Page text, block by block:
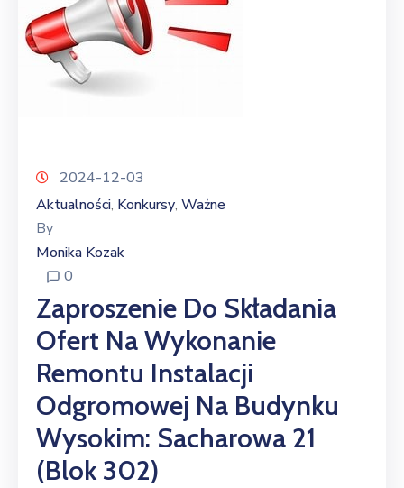
2024-12-03
Aktualności‚ Konkursy‚ Ważne
By
Monika Kozak
0
Zaproszenie Do Składania
Ofert Na Wykonanie
Remontu Instalacji
Odgromowej Na Budynku
Wysokim: Sacharowa 21
(blok 302)